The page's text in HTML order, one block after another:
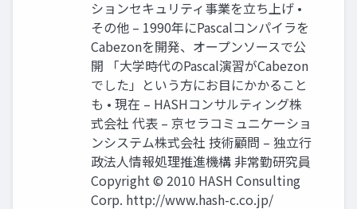
ションセキュリティ事業を立ち上げ •
その他 – 1990年にPascalコンパイラを
Cabezonを開発、オープンソースで公
開 「大学時代のPascal演習がCabezon
でした」という方にお目にかかること
も • 現在 – HASHコンサルティング株
式会社 代表 – 京セラコミュニケーショ
ンシステム株式会社 技術顧問 – 独立行
政法人情報処理推進機構 非常勤研究員
Copyright © 2010 HASH Consulting
Corp. http://www.hash-c.co.jp/